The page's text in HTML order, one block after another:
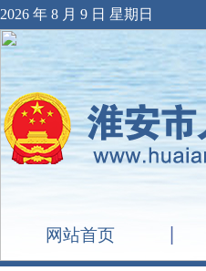
2026 年 8 月 9 日 星期日
网站首页